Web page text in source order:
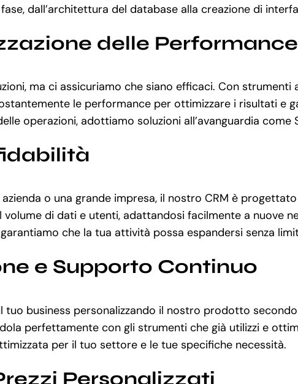
dall’architettura del database alla creazione di
delle Performance
ma ci assicuriamo che siano efficaci. Con strumenti
le performance per ottimizzare i risultati e
operazioni, adottiamo soluzioni all’avanguardia come
o una grande impresa, il nostro CRM è
di dati e utenti, adattandosi facilmente a nuove
che la tua attività possa espandersi senza
e Supporto Continuo
business personalizzando il nostro prodotto
perfettamente con gli strumenti che già utilizzi e
per il tuo settore e le tue specifiche necessità.
Personalizzati